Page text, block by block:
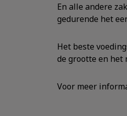
En alle andere
gedurende het
Het beste
de grootte en het
Voor meer